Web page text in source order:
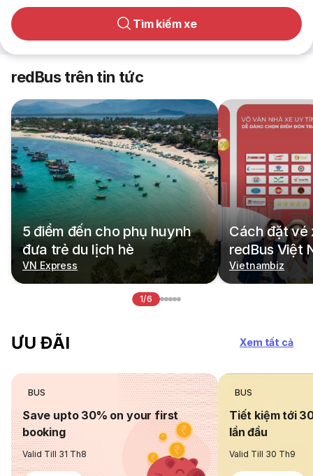
Tìm kiếm xe
redBus trên tin tức
5 điểm đến cho phụ huynh
đưa trẻ du lịch hè
VN Express
Cách đặt vé
redBus Việt
Vietnambiz
1/6
ƯU ĐÃI Xem tất cả
BUS
Save upto 30% on your first
booking
Valid Till 31 Th8
BUS
Tiết kiệm tới
lần đầu
Valid Till 30 Th9